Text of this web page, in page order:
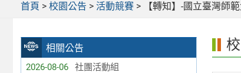
首頁 > 校園公告 > 活動競賽> 【轉知】-國立臺灣師
相關公告
2026-08-06 社團活動組